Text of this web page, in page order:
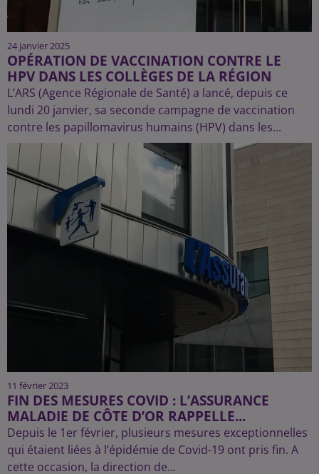
24 janvier 2025
OPÉRATION DE VACCINATION CONTRE LE
HPV DANS LES COLLÈGES DE LA RÉGION
L’ARS (Agence Régionale de Santé) a lancé, depuis ce
lundi 20 janvier, sa seconde campagne de vaccination
contre les papillomavirus humains (HPV) dans les...
11 février 2023
FIN DES MESURES COVID : L’ASSURANCE
MALADIE DE CÔTE D’OR RAPPELLE...
Depuis le 1er février, plusieurs mesures exceptionnelles
qui étaient liées à l’épidémie de Covid-19 ont pris fin. A
cette occasion, la direction de...